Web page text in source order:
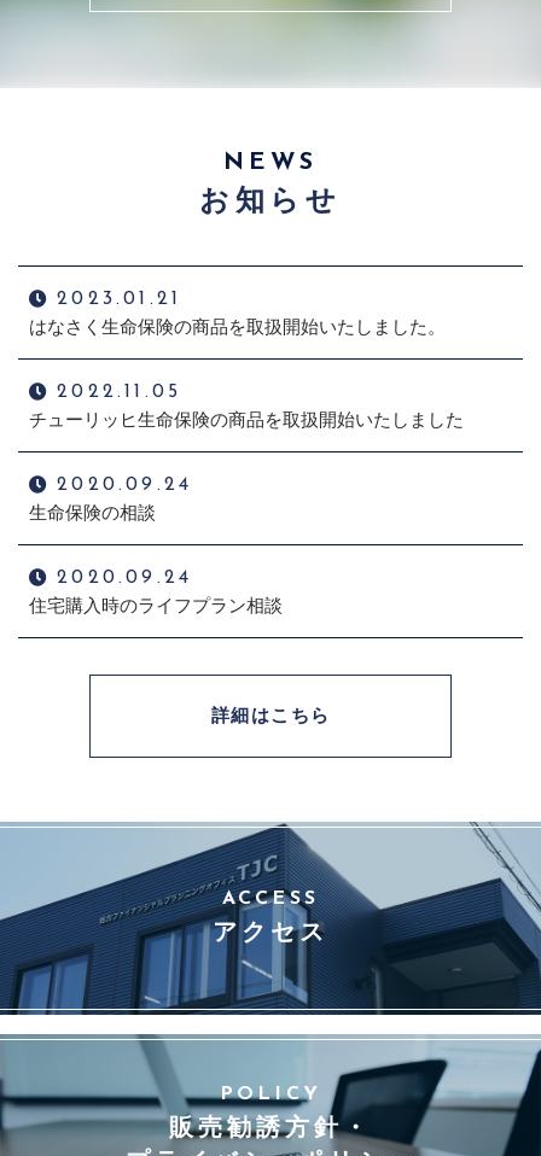
NEWS
お知らせ
2023.01.21
はなさく生命保険の商品を取扱開始いたしました。
2022.11.05
チューリッヒ生命保険の商品を取扱開始いたしました
2020.09.24
生命保険の相談
2020.09.24
住宅購入時のライフプラン相談
詳細はこちら
ACCESS
アクセス
POLICY
販売勧誘方針・